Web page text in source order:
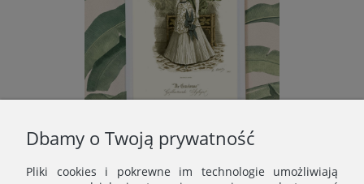
Rycina, 1894 r, nr 2983
Dbamy o Twoją prywatność
Pliki cookies i pokrewne im technologie umożliwiają